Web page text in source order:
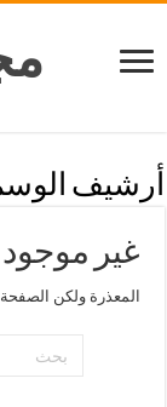
أرشيف
غير موجود
المعذرة ولكن